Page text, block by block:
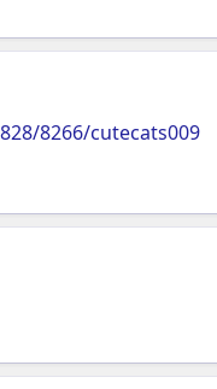
8266/cutecats009